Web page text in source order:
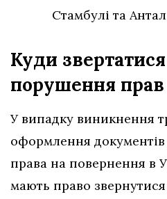
Стамбулі та
Куди звертатися
порушення прав
У випадку виникнення
оформлення
права на повернення в
мають право